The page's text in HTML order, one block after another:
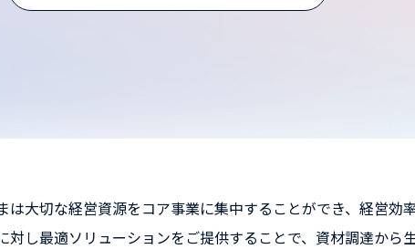
大切な経営資源をコア事業に集中することができ、経営効
し最適ソリューションをご提供することで、資材調達から